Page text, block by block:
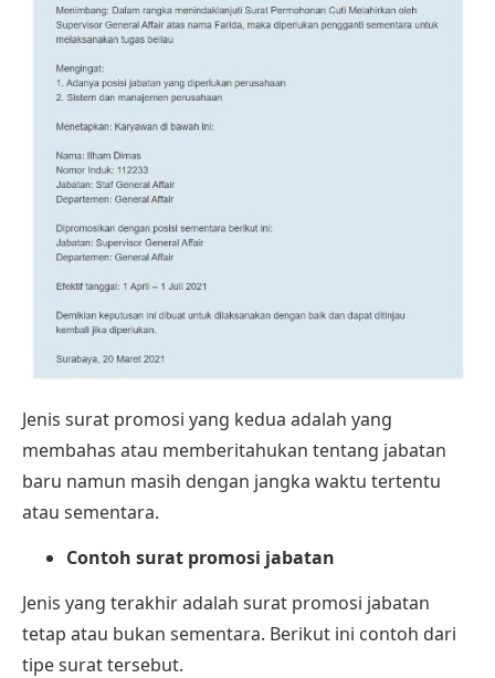
Jenis surat promosi yang kedua adalah yang
membahas atau memberitahukan tentang jabatan
baru namun masih dengan jangka waktu tertentu
atau sementara.
Contoh surat promosi jabatan
Jenis yang terakhir adalah surat promosi jabatan
tetap atau bukan sementara. Berikut ini contoh dari
tipe surat tersebut.